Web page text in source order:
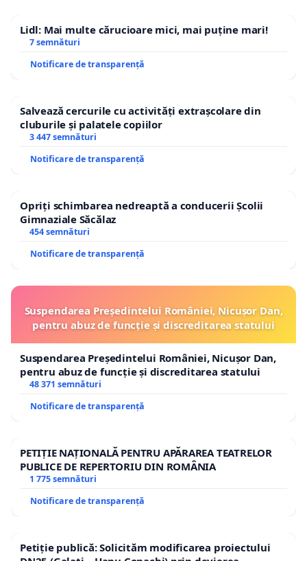
Lidl: Mai multe cărucioare mici, mai puține mari!
7 semnături
Notificare de transparență
Salvează cercurile cu activități extrașcolare din
cluburile și palatele copiilor
3 447 semnături
Notificare de transparență
Opriți schimbarea nedreaptă a conducerii Școlii
Gimnaziale Săcălaz
454 semnături
Notificare de transparență
Suspendarea Președintelui României, Nicușor Dan,
pentru abuz de funcție și discreditarea statului
Suspendarea Președintelui României, Nicușor Dan,
pentru abuz de funcție și discreditarea statului
48 371 semnături
Notificare de transparență
PETIȚIE NAȚIONALĂ PENTRU APĂRAREA TEATRELOR
PUBLICE DE REPERTORIU DIN ROMÂNIA
1 775 semnături
Notificare de transparență
Petiție publică: Solicităm modificarea proiectului